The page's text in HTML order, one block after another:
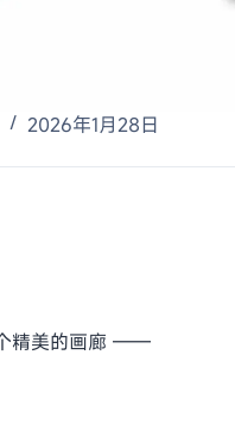
2026年1月28日
精美的画廊 ——